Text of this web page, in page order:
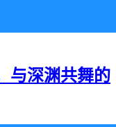
与深渊共舞的